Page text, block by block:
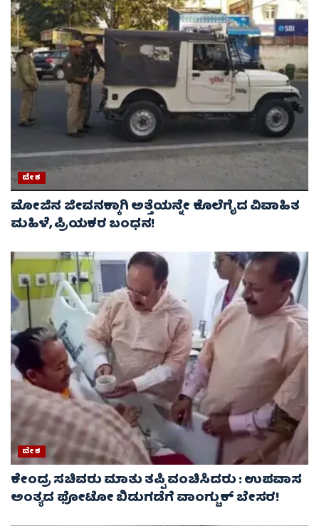
ದೇಶ
ಮೋಜಿನ ಜೀವನಕ್ಕಾಗಿ ಅತ್ತೆಯನ್ನೇ ಕೊಲೆಗೈದ ವಿವಾಹಿತ
ಮಹಿಳೆ, ಪ್ರಿಯಕರ ಬಂಧನ!
ದೇಶ
ಕೇಂದ್ರ ಸಚಿವರು ಮಾತು ತಪ್ಪಿ ವಂಚಿಸಿದರು : ಉಪವಾಸ
ಅಂತ್ಯದ ಫೋಟೋ ಬಿಡುಗಡೆಗೆ ವಾಂಗ್ಚುಕ್ ಬೇಸರ!